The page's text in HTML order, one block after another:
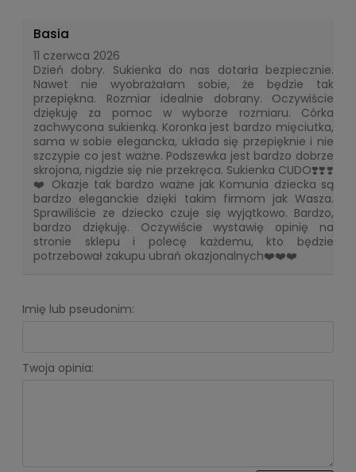
Basia
11 czerwca 2026
Dzień dobry. Sukienka do nas dotarła bezpiecznie.
Nawet nie wyobrażałam sobie, że będzie tak
przepiękna. Rozmiar idealnie dobrany. Oczywiście
dziękuję za pomoc w wyborze rozmiaru. Córka
zachwycona sukienką. Koronka jest bardzo mięciutka,
sama w sobie elegancka, układa się przepięknie i nie
szczypie co jest ważne. Podszewka jest bardzo dobrze
skrojona, nigdzie się nie przekręca. Sukienka CUDO❣️❣️❣️
❤️ Okazje tak bardzo ważne jak Komunia dziecka są
bardzo eleganckie dzięki takim firmom jak Wasza.
Sprawiliście ze dziecko czuje się wyjątkowo. Bardzo,
bardzo dziękuję. Oczywiście wystawię opinię na
stronie sklepu i polecę każdemu, kto będzie
potrzebował zakupu ubrań okazjonalnych❤️❤️❤️
Imię lub pseudonim:
Twoja opinia: